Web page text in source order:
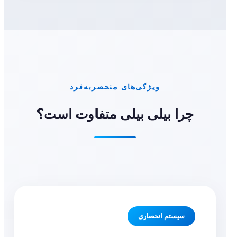
ویژگی‌های منحصربه‌فرد
چرا بیلی بیلی متفاوت است؟
سیستم انحصاری